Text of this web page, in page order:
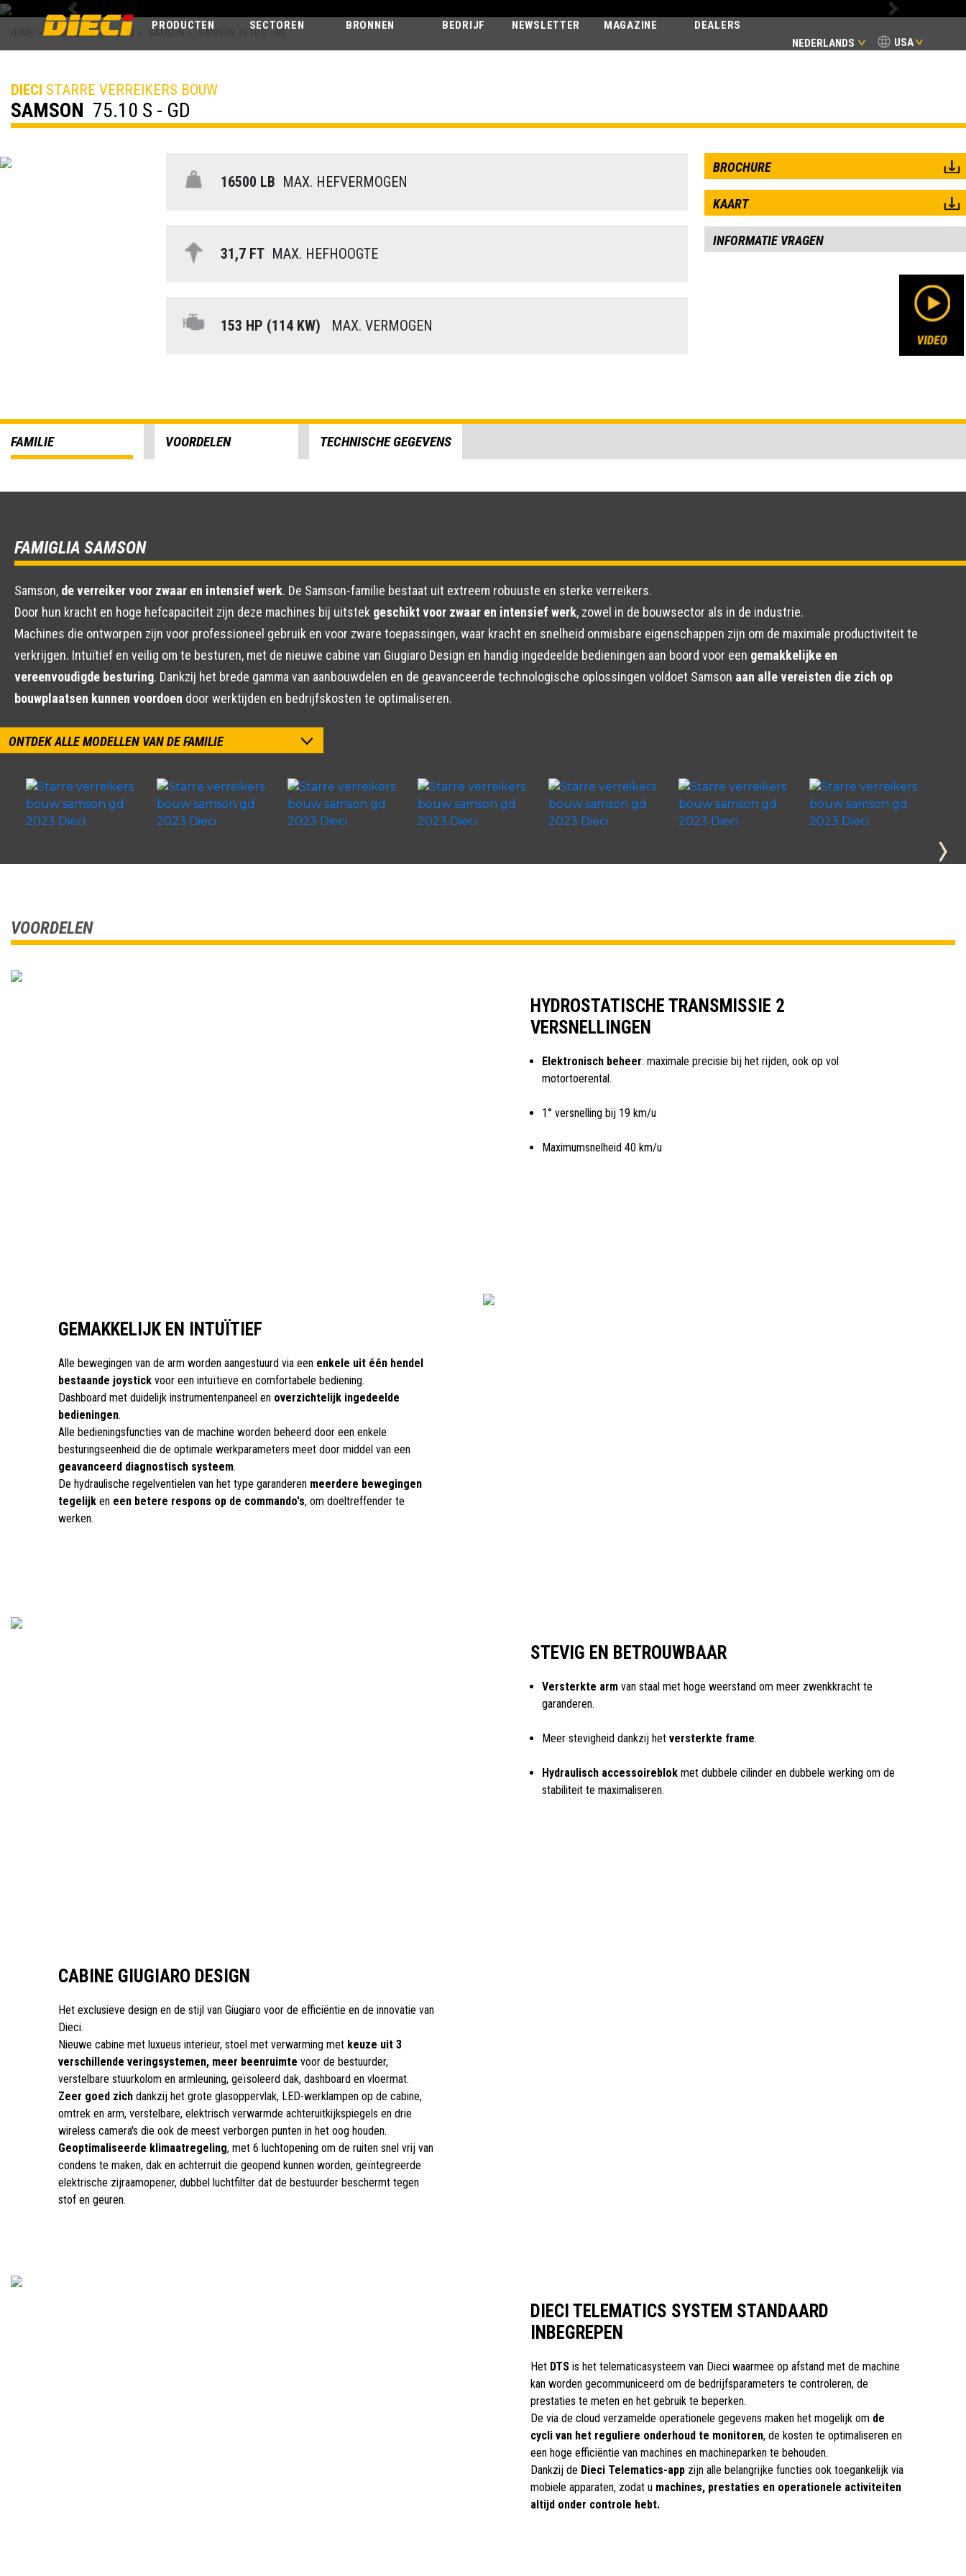
USA
NEDERLANDS
NEWSLETTER MAGAZINE DEALERS
PRODUCTEN SECTOREN BRONNEN BEDRIJF
Previous Next
SAMSON
STARRE VERREIKERS
DIECI STARRE VERREIKERS BOUW
SAMSON 75.10 S - GD
16500 LB MAX. HEFVERMOGEN
31,7 FTMAX. HEFHOOGTE
153 HP (114 KW) MAX. VERMOGEN
BROCHURE
KAART
INFORMATIE VRAGEN
FAMILIE VOORDELEN TECHNISCHE GEGEVENS
FAMIGLIA SAMSON
Samson, de verreiker voor zwaar en intensief werk. De Samson-familie bestaat uit extreem robuuste en sterke verreikers.
Door hun kracht en hoge hefcapaciteit zijn deze machines bij uitstek geschikt voor zwaar en intensief werk, zowel in de bouwsector als in de industrie.
Machines die ontworpen zijn voor professioneel gebruik en voor zware toepassingen, waar kracht en snelheid onmisbare eigenschappen zijn om de maximale productiviteit te
verkrijgen. Intuïtief en veilig om te besturen, met de nieuwe cabine van Giugiaro Design en handig ingedeelde bedieningen aan boord voor een gemakkelijke en
vereenvoudigde besturing. Dankzij het brede gamma van aanbouwdelen en de geavanceerde technologische oplossingen voldoet Samson aan alle vereisten die zich op
bouwplaatsen kunnen voordoen door werktijden en bedrijfskosten te optimaliseren.
ONTDEK ALLE MODELLEN VAN DE FAMILIE
VOORDELEN
HYDROSTATISCHE TRANSMISSIE 2
VERSNELLINGEN
Elektronisch beheer: maximale precisie bij het rijden, ook op vol
motortoerental.
1° versnelling bij 19 km/u
Maximumsnelheid 40 km/u
GEMAKKELIJK EN INTUÏTIEF
Alle bewegingen van de arm worden aangestuurd via een enkele uit één hendel
bestaande joystickvoor een intuïtieve en comfortabele bediening.
Dashboard met duidelijk instrumentenpaneel en overzichtelijk ingedeelde
bedieningen.
Alle bedieningsfuncties van de machine worden beheerd door een enkele
besturingseenheid die de optimale werkparameters meet door middel van een
geavanceerd diagnostisch systeem.
De hydraulische regelventielen van het type garanderen meerdere bewegingen
tegelijken een betere respons op de commando's, om doeltreffender te
werken.
STEVIG EN BETROUWBAAR
Versterkte armvan staal met hoge weerstand om meer zwenkkracht te
garanderen.
Meer stevigheid dankzij het versterkte frame.
Hydraulisch accessoireblokmet dubbele cilinder en dubbele werking om de
stabiliteit te maximaliseren.
CABINE GIUGIARO DESIGN
Het exclusieve design en de stijl van Giugiaro voor de efficiëntie en de innovatie van
Dieci.
Nieuwe cabine met luxueus interieur, stoel met verwarming met keuze uit 3
verschillende veringsystemen, meer beenruimte voor de bestuurder,
verstelbare stuurkolom en armleuning, geïsoleerd dak, dashboard en vloermat.
Zeer goed zichdankzij het grote glasoppervlak, LED-werklampen op de cabine,
omtrek en arm, verstelbare, elektrisch verwarmde achteruitkijkspiegels en drie
wireless camera's die ook de meest verborgen punten in het oog houden.
Geoptimaliseerde klimaatregeling, met 6 luchtopening om de ruiten snel vrij van
condens te maken, dak en achterruit die geopend kunnen worden, geïntegreerde
elektrische zijraamopener, dubbel luchtfilter dat de bestuurder beschermt tegen
stof en geuren.
DIECI TELEMATICS SYSTEM STANDAARD
INBEGREPEN
Het DTSis het telematicasysteem van Dieci waarmee op afstand met de machine
kan worden gecommuniceerd om de bedrijfsparameters te controleren, de
prestaties te meten en het gebruik te beperken.
De via de cloud verzamelde operationele gegevens maken het mogelijk om de
cycli van het reguliere onderhoud te monitoren, de kosten te optimaliseren en
een hoge efficiëntie van machines en machineparken te behouden.
Dankzij de Dieci Telematics-appzijn alle belangrijke functies ook toegankelijk via
mobiele apparaten, zodat u machines, prestaties en operationele activiteiten
altijd onder controle hebt.